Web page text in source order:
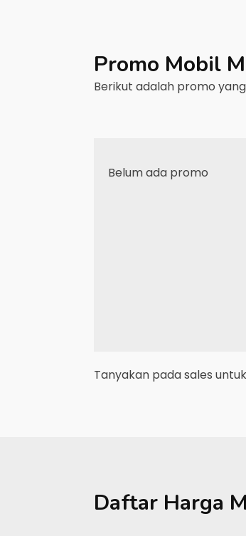
Promo Mobil
Berikut adalah promo
Belum ada promo
Tanyakan pada sales
Daftar Harga